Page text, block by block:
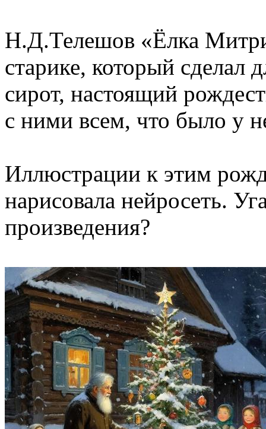
Н.Д.Телешов «Ёлка
старике, который сделал
сирот, настоящий
с ними всем, что было у
Иллюстрации к этим
нарисовала нейросеть.
произведения?